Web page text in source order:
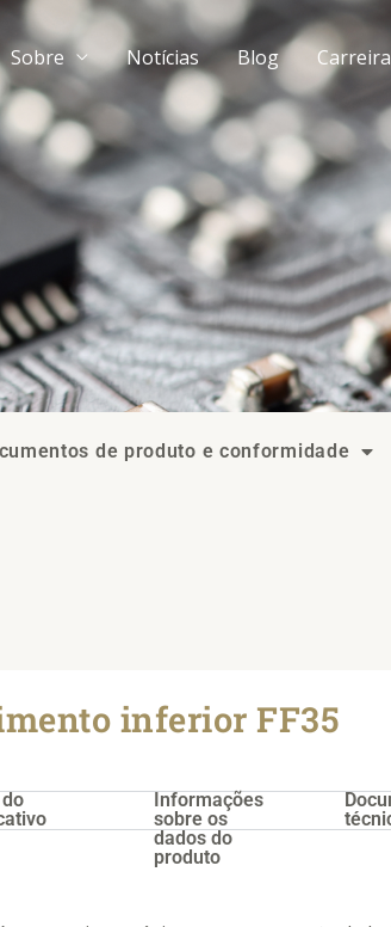
Sobre Notícias Blog
de produto e conformidade
inferior FF35
Informações
sobre os
dados do
produto